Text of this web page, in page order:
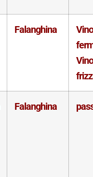
Falanghina
Vino
Vino
Falanghina